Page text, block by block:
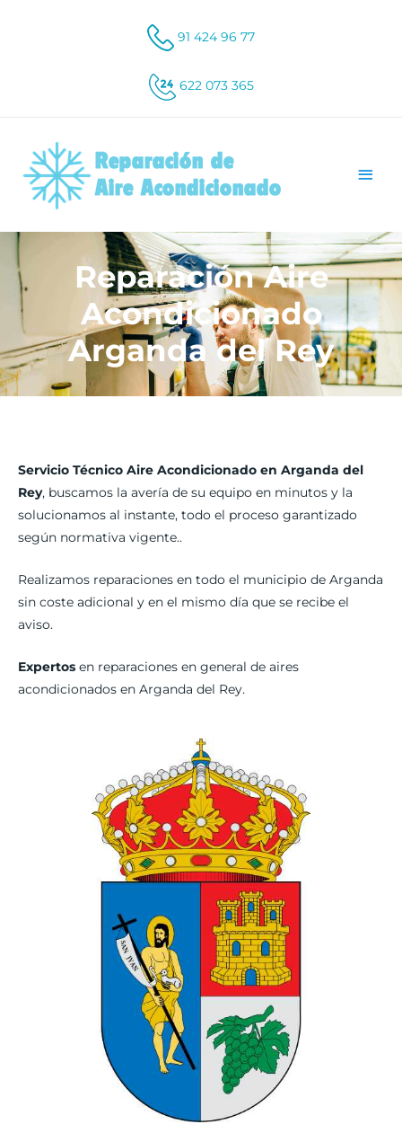
91 424 96 77
622 073 365
Reparación Aire
Acondicionado
Arganda del Rey
Servicio Técnico Aire Acondicionado en Arganda del
Rey, buscamos la avería de su equipo en minutos y la
solucionamos al instante, todo el proceso garantizado
según normativa vigente..
Realizamos reparaciones en todo el municipio de Arganda
sin coste adicional y en el mismo día que se recibe el
aviso.
Expertos en reparaciones en general de aires
acondicionados en Arganda del Rey.